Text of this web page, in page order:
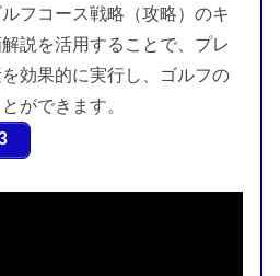
フコース戦略（攻略）のキ
説を活用することで、プレ
効果的に実行し、ゴルフの
ができます。